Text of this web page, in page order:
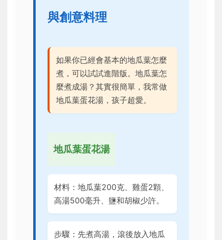
與創意料理
如果你已經會基本的地瓜葉怎麼
煮，可以試試進階版。地瓜葉怎
麼煮成湯？其實很簡單，我常做
地瓜葉蛋花湯，孩子超愛。
地瓜葉蛋花湯
材料：地瓜葉200克、雞蛋2顆、
高湯500毫升、鹽和胡椒少許。
步驟：先煮高湯，滾後放入地瓜